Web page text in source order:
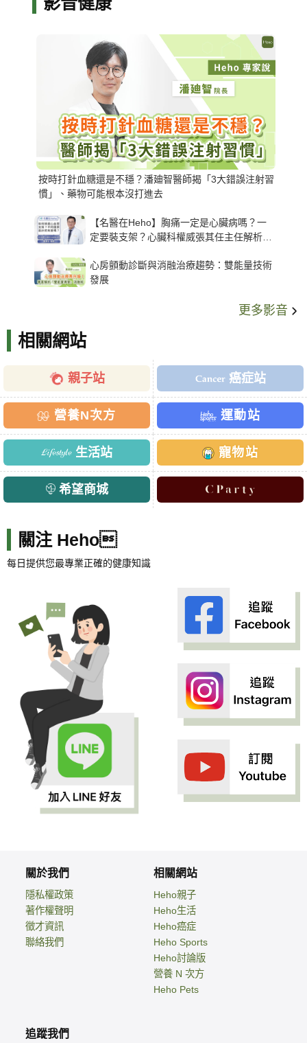
按時打針血糖還是不穩？潘廸智醫師揭「3大錯誤注射習
慣」、藥物可能根本沒打進去
【名醫在Heho】胸痛一定是心臟病嗎？一
定要裝支架？心臟科權威張其任主任解析支
心房顫動診斷與消融治療趨勢：雙能量技術
發展
更多影音
相關網站
親子站 癌症站
營養N次方 運動站
生活站 寵物站
希望商城
關注 Heho
每日提供您最專業正確的健康知識
關於我們
隱私權政策
著作權聲明
徵才資訊
聯絡我們
相關網站
Heho親子
Heho生活
Heho癌症
Heho Sports
Heho討論版
營養 N 次方
Heho Pets
追蹤我們